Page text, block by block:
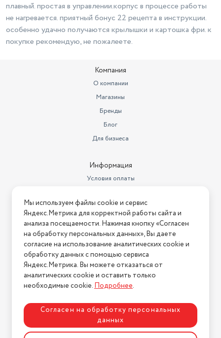
плавный. простая в управлении.корпус в процессе работы
не нагревается. приятный бонус 22 рецепта в инструкции.
особенно удачно получаются крылышки и картошка фри. к
покупке рекомендую, не пожалеете.
Компания
О компании
Магазины
Бренды
Блог
Для бизнеса
Информация
Условия оплаты
Условия возврата
Нашли ошибку на сайте? Напишите нам
2026 © Интернет-магазин "АстМаркет". У нас есть всё!
Политика конфиденциальности
Разработка сайтаASTDESIGN
Мы используем файлы cookie и сервис
Яндекс.Метрика для корректной работы сайта и
анализа посещаемости. Нажимая кнопку «Согласен
на обработку персональных данных», Вы даете
согласие на использование аналитических cookie и
обработку данных с помощью сервиса
Яндекс.Метрика. Вы можете отказаться от
аналитических cookie и оставить только
необходимые cookie.Подробнее.
Согласен на обработку персональных
данных